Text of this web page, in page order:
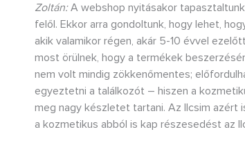
Zoltán:A webshop nyitásakor
felől. Ekkor arra gondoltunk, hogy lehet,
akik valamikor régen, akár 5-10 évvel
most örülnek, hogy a termékek
nem volt mindig zökkenőmentes;
egyeztetni a találkozót – hiszen a
meg nagy készletet tartani. Az Ilcsim azért
a kozmetikus abból is kap részesedést az